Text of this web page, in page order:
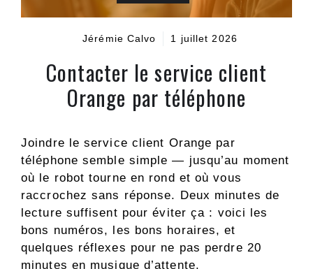
Jérémie Calvo 1 juillet 2026
Contacter le service client
Orange par téléphone
Joindre le service client Orange par
téléphone semble simple — jusqu’au moment
où le robot tourne en rond et où vous
raccrochez sans réponse. Deux minutes de
lecture suffisent pour éviter ça : voici les
bons numéros, les bons horaires, et
quelques réflexes pour ne pas perdre 20
minutes en musique d’attente.